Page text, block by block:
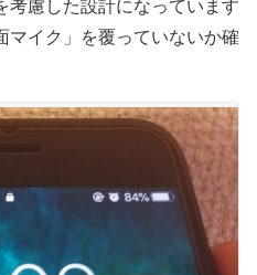
考慮した設計になっています
マイク」を覆っていないか確